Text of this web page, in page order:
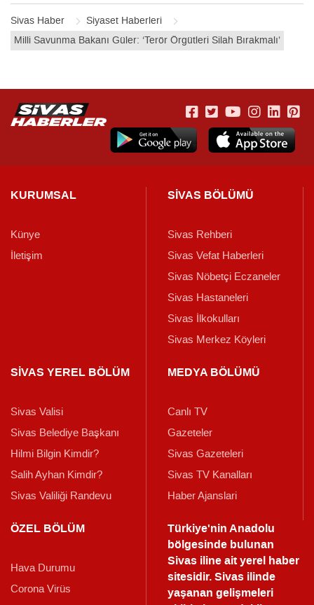
Sivas Haber
Siyaset Haberleri
Milli Savunma Bakanı Güler: ‘Terör Örgütleri Silah Bırakmalı’
KURUMSAL
Künye
İletişim
SİVAS BÖLÜMÜ
Sivas Rehberi
Sivas Vefat Haberleri
Sivas Nöbetçi Eczaneler
Sivas Hastaneleri
Sivas İlkokulları
Sivas Merkez Köyleri
SİVAS YEREL BÖLÜM
Sivas Valisi
Sivas Belediye Başkanı
Hilmi Bilgin Kimdir?
Salih Ayhan Kimdir?
Sivas Valiliği Randevu
MEDYA BÖLÜMÜ
Canlı TV
Gazeteler
Sivas Gazeteleri
Sivas TV Kanalları
Haber Ajanslari
ÖZEL BÖLÜM
Hava Durumu
Corona Virüs
Türkiye'nin Anadolu
bölgesinde bulunan
Sivas iline ait yerel haber
sitesidir. Sivas ilinde
yaşanan gelişmeleri